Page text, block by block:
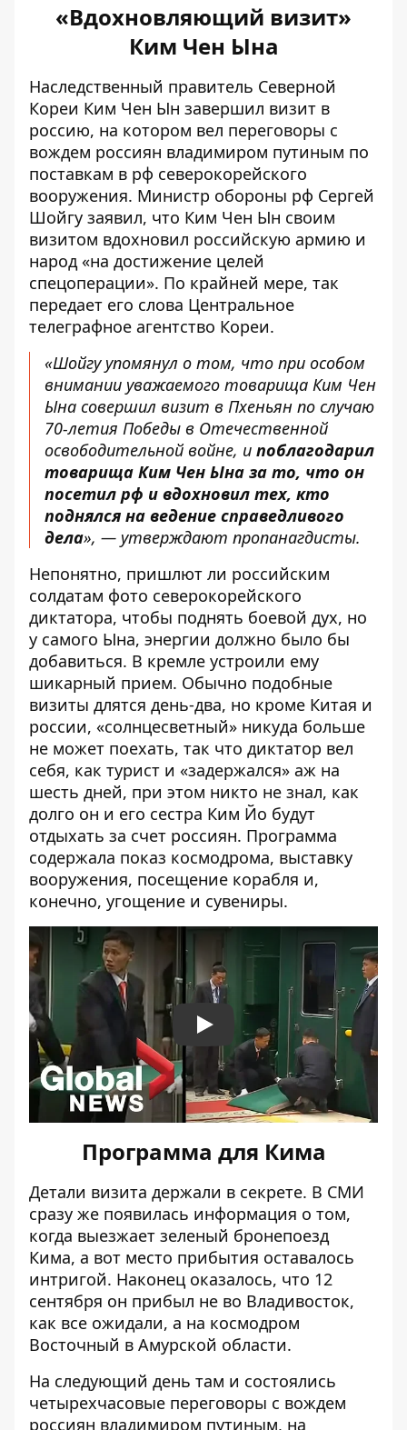
«Вдохновляющий визит»
Ким Чен Ына
Наследственный правитель Северной
Кореи Ким Чен Ын завершил визит в
россию, на котором вел переговоры с
вождем россиян владимиром путиным по
поставкам в рф северокорейского
вооружения. Министр обороны рф Сергей
Шойгу заявил, что Ким Чен Ын своим
визитом вдохновил российскую армию и
народ «на достижение целей
спецоперации». По крайней мере, так
передает его слова Центральное
телеграфное агентство Кореи.
«Шойгу упомянул о том, что при особом
внимании уважаемого товарища Ким Чен
Ына совершил визит в Пхеньян по случаю
70-летия Победы в Отечественной
освободительной войне, и поблагодарил
товарища Ким Чен Ына за то, что он
посетил рф и вдохновил тех, кто
поднялся на ведение справедливого
дела», — утверждают пропанагдисты.
Непонятно, пришлют ли российским
солдатам фото северокорейского
диктатора, чтобы поднять боевой дух, но
у самого Ына, энергии должно было бы
добавиться. В кремле устроили ему
шикарный прием. Обычно подобные
визиты длятся день-два, но кроме Китая и
россии, «солнцесветный» никуда больше
не может поехать, так что диктатор вел
себя, как турист и «задержался» аж на
шесть дней, при этом никто не знал, как
долго он и его сестра Ким Йо будут
отдыхать за счет россиян. Программа
содержала показ космодрома, выставку
вооружения, посещение корабля и,
конечно, угощение и сувениры.
Play
Программа для Кима
Детали визита держали в секрете. В СМИ
сразу же появилась информация о том,
когда выезжает зеленый бронепоезд
Кима, а вот место прибытия оставалось
интригой. Наконец оказалось, что 12
сентября он прибыл не во Владивосток,
как все ожидали, а на космодром
Восточный в Амурской области.
На следующий день там и состоялись
четырехчасовые переговоры с вождем
россиян владимиром путиным, на